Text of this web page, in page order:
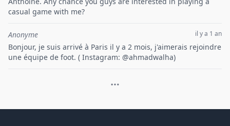
casual game with me?
Anonyme il y a 1 an
Bonjour, je suis arrivé à Paris il y a 2 mois, j'aimerais rejoindre
une équipe de foot. ( Instagram: @ahmadwalha)